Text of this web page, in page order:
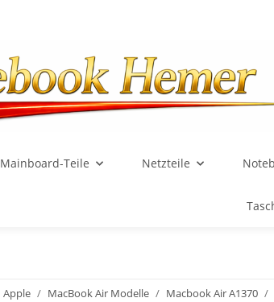
Mainboard-Teile Netzteile
Apple MacBook Air Modelle Macbook Air A1370